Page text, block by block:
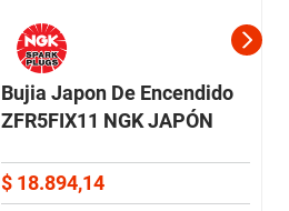
Bujia Japon De Encendido
ZFR5FIX11 NGK JAPÓN
$ 18.894,14